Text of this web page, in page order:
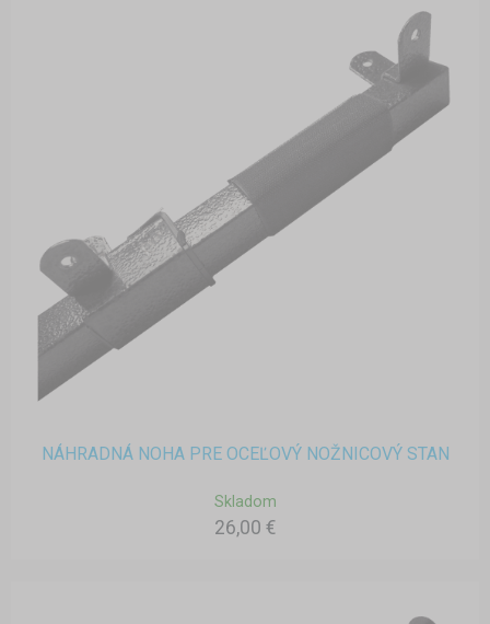
NÁHRADNÁ NOHA PRE OCEĽOVÝ NOŽNICOVÝ STAN
Skladom
26,00 €